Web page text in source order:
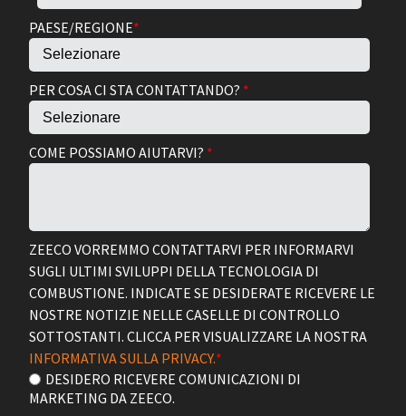
PAESE/REGIONE*
PER COSA CI STA CONTATTANDO? *
COME POSSIAMO AIUTARVI? *
ZEECO VORREMMO CONTATTARVI PER INFORMARVI
SUGLI ULTIMI SVILUPPI DELLA TECNOLOGIA DI
COMBUSTIONE. INDICATE SE DESIDERATE RICEVERE LE
NOSTRE NOTIZIE NELLE CASELLE DI CONTROLLO
SOTTOSTANTI. CLICCA PER VISUALIZZARE LA NOSTRA
INFORMATIVA SULLA PRIVACY.*
DESIDERO RICEVERE COMUNICAZIONI DI
MARKETING DA ZEECO.